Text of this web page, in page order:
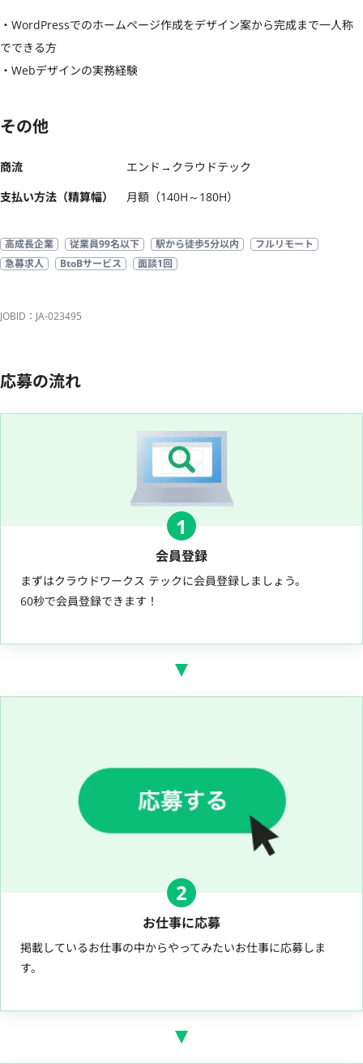
・WordPressでのホームページ作成をデザイン案から完成まで一人称
でできる方
・Webデザインの実務経験
その他
商流
エンド→クラウドテック
支払い方法（精算幅）
月額（140H～180H）
高成長企業 従業員99名以下 駅から徒歩5分以内
フルリモート
急募求人
BtoBサービス 面談1回
JOBID：JA-023495
応募の流れ
1
会員登録
まずはクラウドワークス テックに会員登録しましょう。
60秒で会員登録できます！
2
お仕事に応募
掲載しているお仕事の中からやってみたいお仕事に応募しま
す。